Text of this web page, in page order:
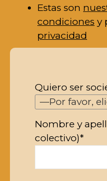
Estas son
condiciones y
privacidad
Quiero ser
Nombre y
colectivo)*